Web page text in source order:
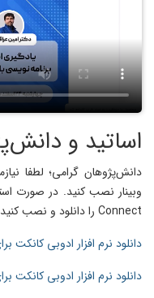
اساتید و
دانش‌پژوهان گرامی؛ لطفا
Connect را دانلود و نصب کنید.
دانلود نرم افزار ادوبی کانکت
دانلود نرم افزار ادوبی کانکت